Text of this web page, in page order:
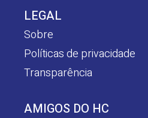
LEGAL
Sobre
Políticas de privacidade
Transparência
AMIGOS DO HC